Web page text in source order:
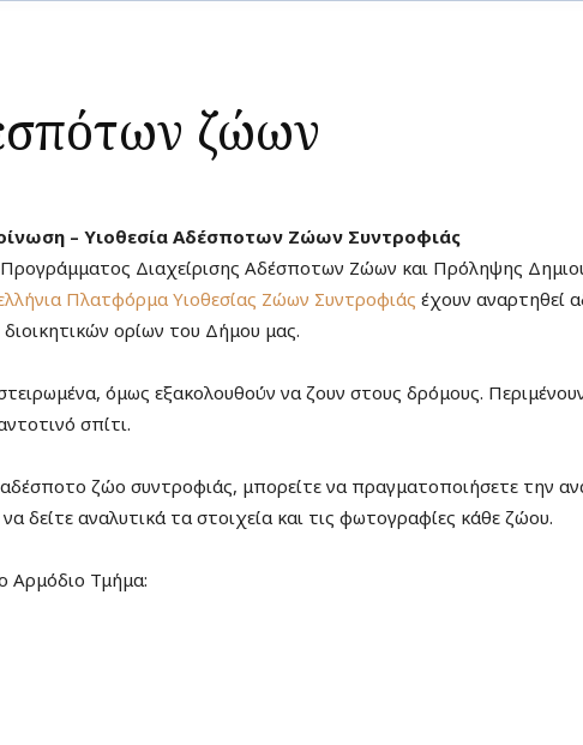
ζώων
– Υιοθεσία Αδέσποτων Ζώων Συντροφιάς
Διαχείρισης Αδέσποτων Ζώων και Πρόληψης
Πλατφόρμα Υιοθεσίας Ζώων Συντροφιάς έχουν αναρτηθεί
ορίων του Δήμου μας.
όμως εξακολουθούν να ζουν στους δρόμους.
σπίτι.
αδέσποτο ζώο συντροφιάς, μπορείτε να πραγματοποιήσετε την
να δείτε αναλυτικά τα στοιχεία και τις φωτογραφίες κάθε ζώου.
Αρμόδιο Τμήμα: